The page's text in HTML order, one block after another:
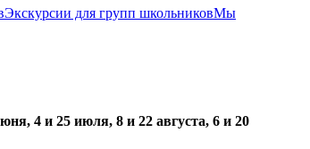
Экскурсии для групп школьниковМы
4 и 25 июля, 8 и 22 августа, 6 и 20